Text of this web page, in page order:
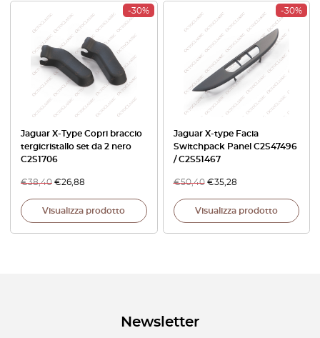
-30%
Jaguar X-Type Copri braccio
tergicristallo set da 2 nero
C2S1706
€38,40 €26,88
Visualizza prodotto
-30%
Jaguar X-type Facia
Switchpack Panel C2S47496
/ C2S51467
€50,40 €35,28
Visualizza prodotto
Newsletter